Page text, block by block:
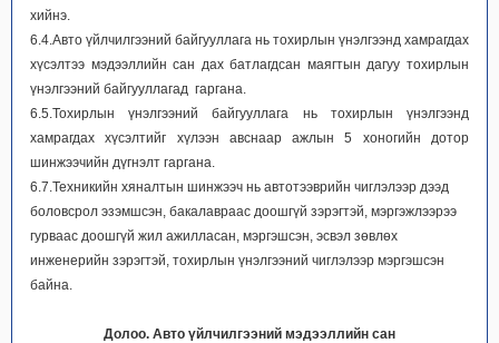
хийнэ.
6.4.Авто үйлчилгээний байгууллага нь тохирлын үнэлгээнд хамрагдах
хүсэлтээ мэдээллийн сан дах батлагдсан маягтын дагуу тохирлын
үнэлгээний байгууллагад гаргана.
6.5.Тохирлын үнэлгээний байгууллага нь тохирлын үнэлгээнд
хамрагдах хүсэлтийг хүлээн авснаар ажлын 5 хоногийн дотор
шинжээчийн дүгнэлт гаргана.
6.7.Техникийн хяналтын шинжээч нь автотээврийн чиглэлээр дээд
боловсрол эзэмшсэн, бакалавраас доошгүй зэрэгтэй, мэргэжлээрээ
гурваас доошгүй жил ажилласан, мэргэшсэн, эсвэл зөвлөх
инженерийн зэрэгтэй, тохирлын үнэлгээний чиглэлээр мэргэшсэн
байна.
Долоо. Авто үйлчилгээний мэдээллийн сан